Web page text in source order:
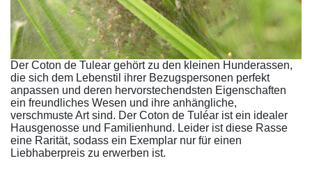
Der Coton de Tulear gehört zu den kleinen Hunderassen,
die sich dem Lebenstil ihrer Bezugspersonen perfekt
anpassen und deren hervorstechendsten Eigenschaften
ein freundliches Wesen und ihre anhängliche,
verschmuste Art sind. Der Coton de Tuléar ist ein idealer
Hausgenosse und Familienhund. Leider ist diese Rasse
eine Rarität, sodass ein Exemplar nur für einen
Liebhaberpreis zu erwerben ist.